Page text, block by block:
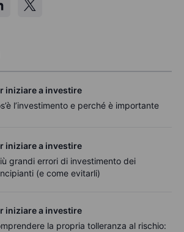
iniziare a investire
l’investimento e perché è importante
iniziare a investire
grandi errori di investimento dei
(e come evitarli)
iniziare a investire
la propria tolleranza al rischio: